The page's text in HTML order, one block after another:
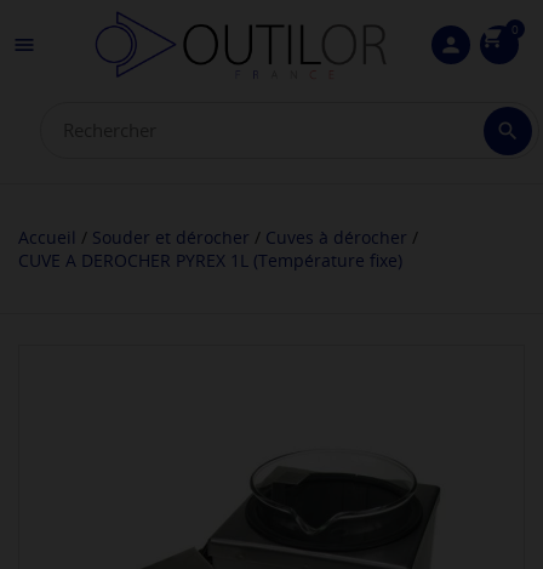
 person shopping_cart 0

Accueil Souder et dérocher
Cuves à dérocher
CUVE A DEROCHER PYREX 1L (Température fixe)